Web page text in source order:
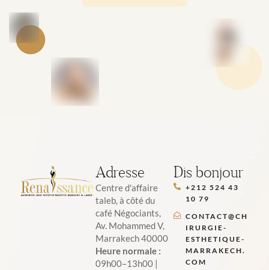
Adresse
Centre d'affaire
taleb, à côté du
café Négociants,
Av. Mohammed V,
Marrakech 40000
Heure normale :
09h00–13h00 |
Dis bonjour
+212 524 43
10 79
CONTACT@CH
IRURGIE-
ESTHETIQUE-
MARRAKECH.
COM